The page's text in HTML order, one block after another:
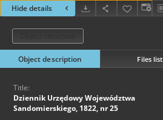
Hide details
Object description Files list
Title:
Dziennik Urzędowy Województwa
Sandomierskiego, 1822, nr 25